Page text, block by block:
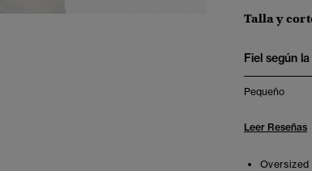
Talla y
Fiel según
Pequeño
Leer Reseñas